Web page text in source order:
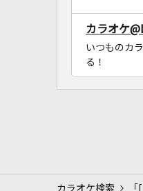
カラオケ
いつものカ
る！
カラオケ検索